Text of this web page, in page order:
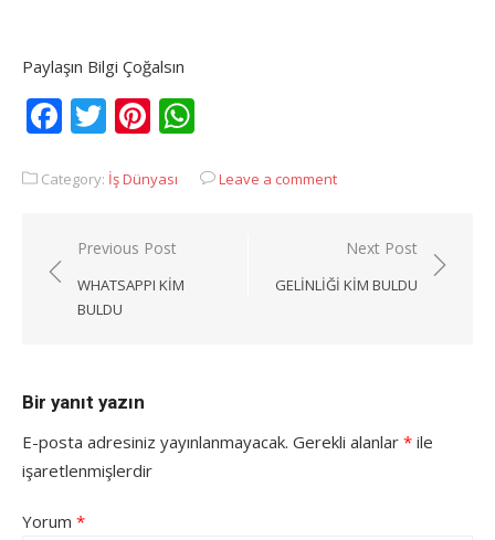
Paylaşın Bilgi Çoğalsın
Facebook
TwitterPinterest
Category: İş Dünyası Leave a comment
Yazı
gezinmesi
Previous Post
WHATSAPPI KIM
BULDU
Next Post
GELINLIĞI KIM BULDU
Bir yanıt yazın
E-posta adresiniz yayınlanmayacak. Gerekli alanlar * ile
işaretlenmişlerdir
Yorum *